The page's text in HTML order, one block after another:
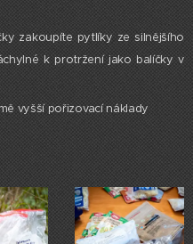
zakoupíte pytlíky ze silnějšího
k protržení jako balíčky v
vyšší pořizovací náklady